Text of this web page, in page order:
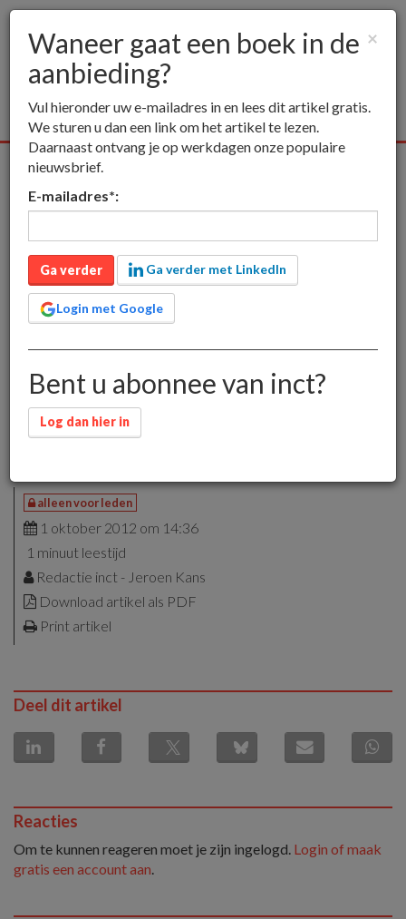
Alle media Publieksmedia
Waneer gaat een boek in
de aanbieding?
'aanbieding' niet alleen dat de prijs aantrekkelijker
wordt. Het is ook manier om boeken al onder de
aandacht van de detailhandel te brengen voordat ze
fysiek beschikbaar zijn. In dit artikel wordt het
alleen voor leden
1 oktober 2012 om 14:36
1 minuut leestijd
Redactie inct - Jeroen Kans
Download artikel als PDF
Print artikel
Deel dit artikel
Reacties
Om te kunnen reageren moet je zijn ingelogd. Login of maak
gratis een account aan.
×
Waneer gaat een boek in de
aanbieding?
Vul hieronder uw e-mailadres in en lees dit artikel gratis.
We sturen u dan een link om het artikel te lezen.
Daarnaast ontvang je op werkdagen onze populaire
nieuwsbrief.
E-mailadres*:
Ga verder Ga verder met LinkedIn
Login met Google
Bent u abonnee van inct?
Log dan hier in